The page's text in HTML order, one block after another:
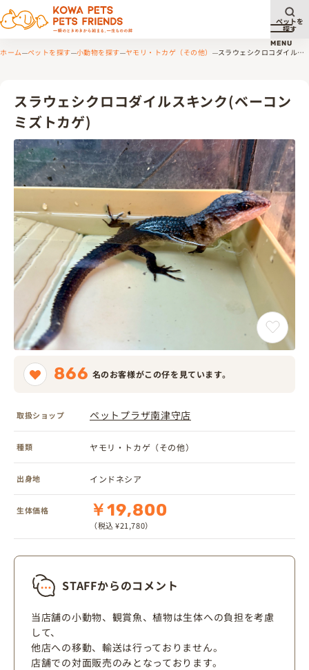
メニ
MENU
ペットを
探す
ホーム ペットを探す 小動物を探す ヤモリ・トカゲ（その他）
スラウェシクロコダイルス
スラウェシクロコダイルスキンク(ベーコン
ミズトカゲ)
866 名のお客様がこの仔を見ています。
取扱ショップ ペットプラザ南津守店
種類 ヤモリ・トカゲ（その他）
出身地 インドネシア
生体価格 ￥19,800
（税込 ¥21,780）
STAFFからのコメント
当店舗の小動物、観賞魚、植物は生体への負担を考慮
して、
他店への移動、輸送は行っておりません。
店舗での対面販売のみとなっております。